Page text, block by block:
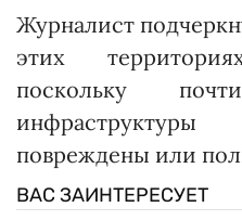
Журналист
этих
поскольку
повреждены или
ВАС ЗАИНТЕРЕСУЕТ